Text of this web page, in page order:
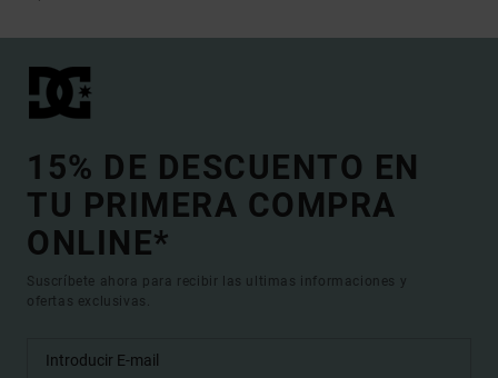
15% DE DESCUENTO EN
TU PRIMERA COMPRA
ONLINE*
Suscríbete ahora para recibir las ultimas informaciones y
ofertas exclusivas.